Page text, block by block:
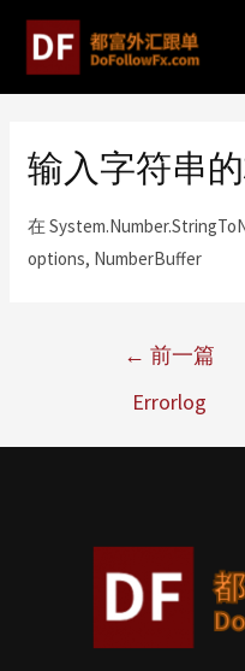
输入字符串
在
options, NumberBuffer
← 前一篇
Errorlog